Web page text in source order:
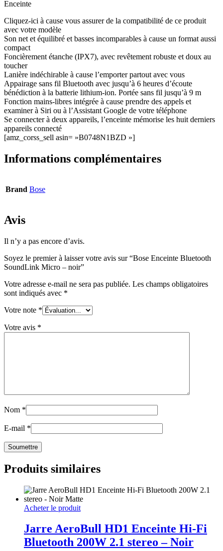
Enceinte
Cliquez-ici à cause vous assurer de la compatibilité de ce produit
avec votre modèle
Son net et équilibré et basses incomparables à cause un format aussi
compact
Foncièrement étanche (IPX7), avec revêtement robuste et doux au
toucher
Lanière indéchirable à cause l’emporter partout avec vous
Appairage sans fil Bluetooth avec jusqu’à 6 heures d’écoute
bénédiction à la batterie lithium-ion. Portée sans fil jusqu’à 9 m
Fonction mains-libres intégrée à cause prendre des appels et
examiner à Siri ou à l’Assistant Google de votre téléphone
Se connecter à deux appareils, l’enceinte mémorise les huit derniers
appareils connecté
[amz_corss_sell asin= »B0748N1BZD »]
Informations complémentaires
Brand Bose
Avis
Il n’y a pas encore d’avis.
Soyez le premier à laisser votre avis sur “Bose Enceinte Bluetooth
SoundLink Micro – noir”
Votre adresse e-mail ne sera pas publiée. Les champs obligatoires
sont indiqués avec *
Votre note *
Votre avis *
Nom *
E-mail *
Produits similaires
Acheter le produit
Jarre AeroBull HD1 Enceinte Hi-Fi
Bluetooth 200W 2.1 stereo – Noir